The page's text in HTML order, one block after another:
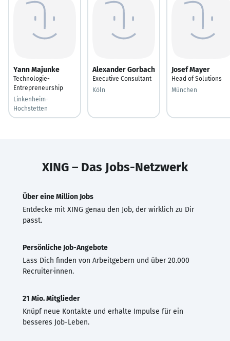
Yann Majunke
Technologie-
Entrepreneurship
Linkenheim-
Hochstetten
Alexander Gorbach
Executive Consultant
Köln
Josef Mayer
Head of Solutions
München
XING – Das Jobs-Netzwerk
Über eine Million Jobs
Entdecke mit XING genau den Job, der wirklich zu Dir
passt.
Persönliche Job-Angebote
Lass Dich finden von Arbeitgebern und über 20.000
Recruiter·innen.
21 Mio. Mitglieder
Knüpf neue Kontakte und erhalte Impulse für ein
besseres Job-Leben.